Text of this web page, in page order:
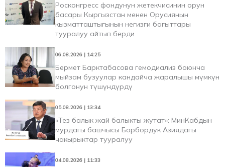
Росконгресс фондунун жетекчисинин орун
басары Кыргызстан менен Орусиянын
кызматташтыгынын негизги багыттары
тууралуу айтып берди
06.08.2026 | 14:25
Бермет Барктабасова гемодиализ боюнча
мыйзам бузуулар кандайча жаралышы мүмкүн
болгонун түшүндүрдү
05.08.2026 | 13:34
«Тез балык жай балыкты жутат»: МинКабдын
мурдагы башчысы Борбордук Азиядагы
чакырыктар тууралуу
04.08.2026 | 11:33